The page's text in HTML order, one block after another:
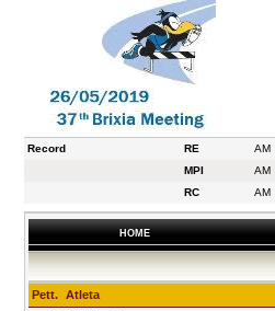
Record RE AM
MPI
AM
RC
AM
HOME
Pett. Atleta